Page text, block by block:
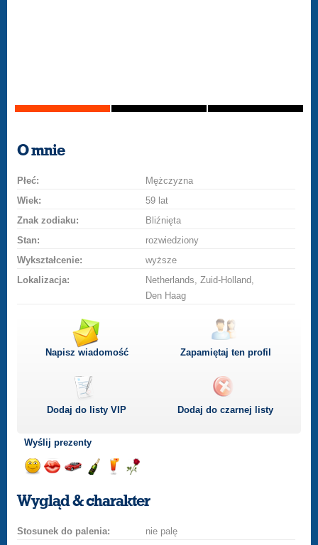
O mnie
Płeć:
Mężczyzna
Wiek:
59 lat
Znak zodiaku:
Bliźnięta
Stan:
rozwiedziony
Wykształcenie:
wyższe
Lokalizacja:
Netherlands, Zuid-Holland,
Den Haag
Napisz wiadomość Zapamiętaj ten profil
Dodaj do listyVIP Dodaj do czarnej listy
Wyślij prezenty
uśmiech
buziakasamochodem
szampana
drinka
różę
Wygląd & charakter
Stosunek do palenia:
nie palę